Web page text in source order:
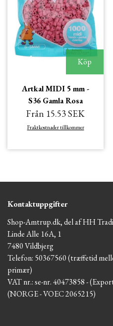
Köp
Artkal MIDI 5 mm -
S36 Gamla Rosa
Från 15.53 SEK
Fraktkostnader tillkommer
Kontaktuppgifter
Shop-Amtrup.dk, del af HH
Linde Alle 16A, 1
7480 Vildbjerg
Telefon: 50367560 (træffetid
primær)
VAT nr.: se-nr. 40473858 -
(NORGE - VOEC 2065215)